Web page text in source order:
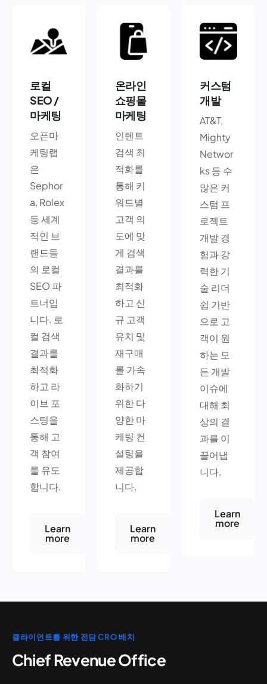
로컬
SEO /
마케팅
오픈마
케팅랩
은
Sephor
a, Rolex
등 세계
적인 브
랜드들
의 로컬
SEO 파
트너입
니다. 로
컬 검색
결과를
최적화
하고 라
이브 포
스팅을
통해 고
객 참여
를 유도
합니다.
Learn
more
온라인
쇼핑몰
마케팅
인텐트
검색 최
적화를
통해 키
워드별
고객 의
도에 맞
게 검색
결과를
최적화
하고 신
규 고객
유치 및
재구매
를 가속
화하기
위한 다
양한 마
케팅 컨
설팅을
제공합
니다.
Learn
more
커스텀
개발
AT&T,
Mighty
Networ
ks 등 수
많은 커
스텀 프
로젝트
개발 경
험과 강
력한 기
술 리더
쉽 기반
으로 고
객이 원
하는 모
든 개발
이슈에
대해 최
상의 결
과를 이
끌어냅
니다.
Learn
more
클라이언트를 위한 전담 CRO 배치
Chief Revenue Office